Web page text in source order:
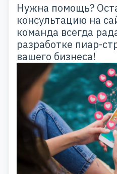
Нужна помощь?
консультацию на
команда всегда
разработке пиар-
вашего бизнеса!